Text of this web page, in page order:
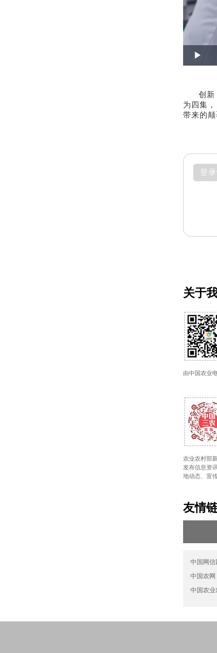
Play
创新
为四集
带来的
登
关于
由中国农业
农业农村部
发布信息资
地动态、宣
友情
中国网信
中国农网
中国农业